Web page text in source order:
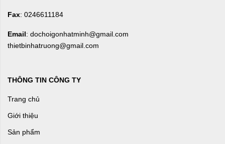
Fax: 0246611184
Email: dochoigonhatminh@gmail.com
thietbinhatruong@gmail.com
THÔNG TIN CÔNG TY
Trang chủ
Giới thiệu
Sản phẩm